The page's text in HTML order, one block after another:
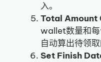
入。
Total Amount
wallet数量和
自动算出待领取
Set Finish